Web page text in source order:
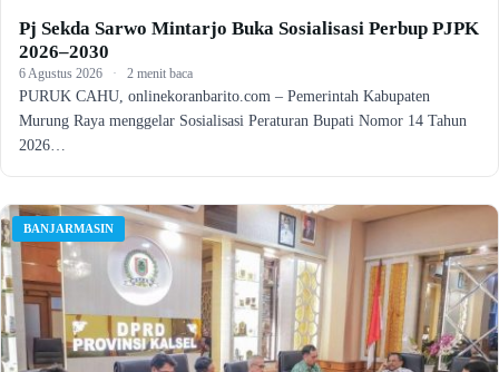
Pj Sekda Sarwo Mintarjo Buka Sosialisasi Perbup PJPK
2026–2030
6 Agustus 2026 · 2 menit baca
PURUK CAHU, onlinekoranbarito.com – Pemerintah Kabupaten
Murung Raya menggelar Sosialisasi Peraturan Bupati Nomor 14 Tahun
2026…
BANJARMASIN